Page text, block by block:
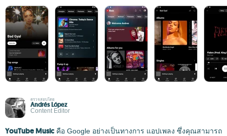
ตรวจสอบโดย
Andrés López
Content Editor
YouTube Music คือ Google อย่างเป็นทางการ แอปเพลง ซึ่งคุณสามารถ